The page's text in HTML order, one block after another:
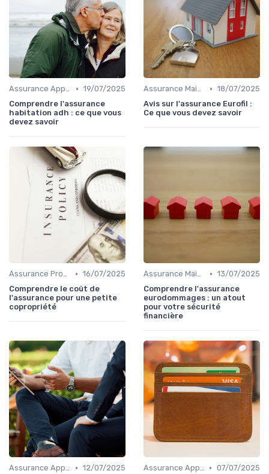
Assurance Appartement • 19/07/2025
Comprendre l'assurance
habitation adh : ce que vous
devez savoir
Assurance Maison • 18/07/2025
Avis sur l'assurance Eurofil :
Ce que vous devez savoir
Assurance Propriétaire Non-Occupant • 16/07/2025
Comprendre le coût de
l'assurance pour une petite
copropriété
Assurance Maison • 13/07/2025
Comprendre l'assurance
eurodommages : un atout
pour votre sécurité
financière
Assurance Appartement • 12/07/2025
Assurance Appartement • 07/07/2025